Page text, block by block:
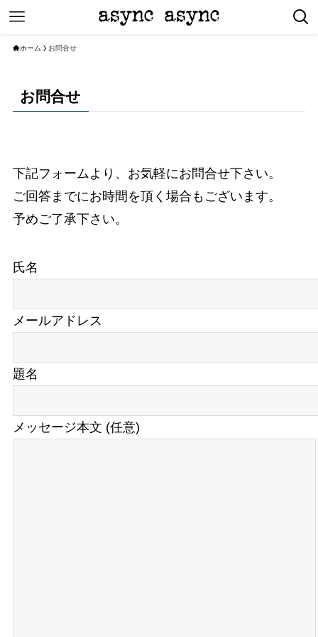
ホーム お問合せ
お問合せ
下記フォームより、お気軽にお問合せ下さい。
ご回答までにお時間を頂く場合もございます。
予めご了承下さい。
氏名
メールアドレス
題名
メッセージ本文 (任意)